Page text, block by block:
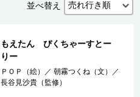
並べ替え
もえたん ぴくちゃーすとー
りー
ＰＯＰ（絵） ／朝霧つくね（文）
／
長谷見沙貴（監修）